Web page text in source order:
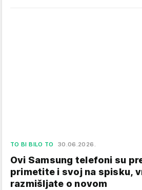
TO BI BILO TO 30.06.2026.
Ovi Samsung telefoni su
primetite i svoj na spisku,
razmišljate o novom